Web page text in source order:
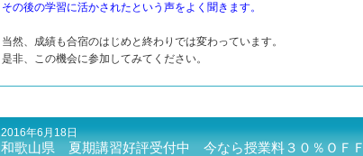
その後の学習に活かされたという声をよく聞きます。
当然、成績も合宿のはじめと終わりでは変わっています。
是非、この機会に参加してみてください。
2016年6月18日
和歌山県 夏期講習好評受付中 今なら授業料３０％ＯＦＦ